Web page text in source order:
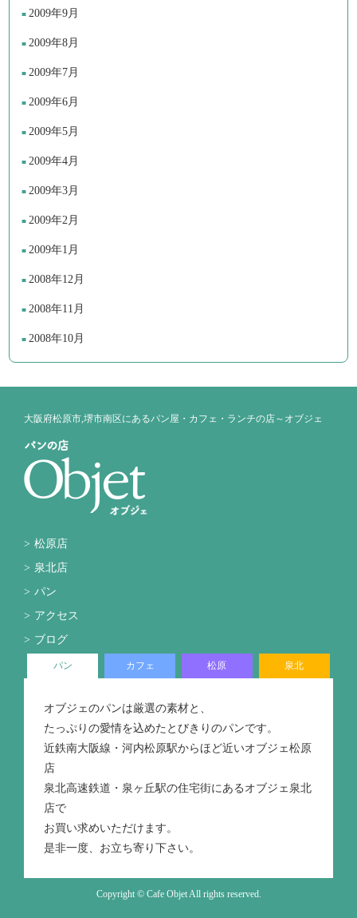
2009年9月
2009年8月
2009年7月
2009年6月
2009年5月
2009年4月
2009年3月
2009年2月
2009年1月
2008年12月
2008年11月
2008年10月
大阪府松原市,堺市南区にあるパン屋・カフェ・ランチの店～オブジェ
松原店
泉北店
パン
アクセス
ブログ
パン カフェ 松原 泉北
オブジェのパンは厳選の素材と、
たっぷりの愛情を込めたとびきりのパンです。
近鉄南大阪線・河内松原駅からほど近いオブジェ松原
店
泉北高速鉄道・泉ヶ丘駅の住宅街にあるオブジェ泉北
店で
お買い求めいただけます。
是非一度、お立ち寄り下さい。
Copyright © Cafe Objet All rights reserved.